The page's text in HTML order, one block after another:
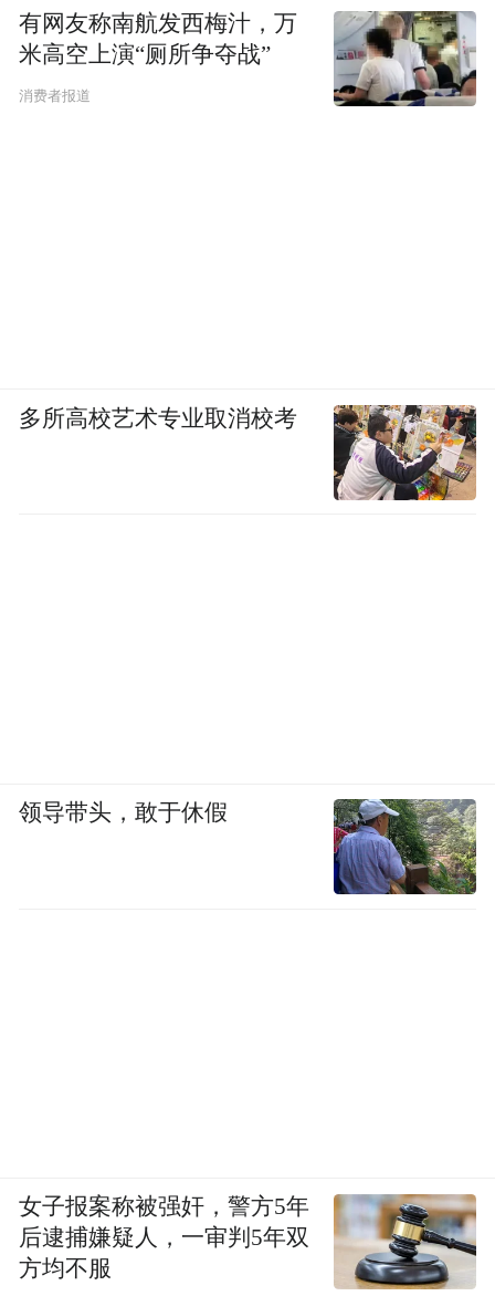
有网友称南航发西梅汁，万
米高空上演“厕所争夺战”
消费者报道
多所高校艺术专业取消校考
领导带头，敢于休假
女子报案称被强奸，警方5年
后逮捕嫌疑人，一审判5年双
方均不服